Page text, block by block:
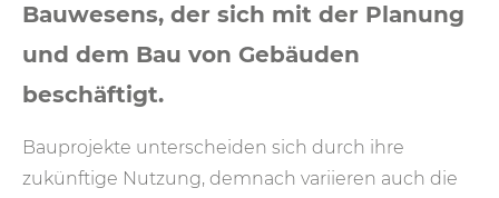
Bauwesens, der sich mit der Planung
und dem Bau von Gebäuden
beschäftigt.
Bauprojekte unterscheiden sich durch ihre
zukünftige Nutzung, demnach variieren auch die